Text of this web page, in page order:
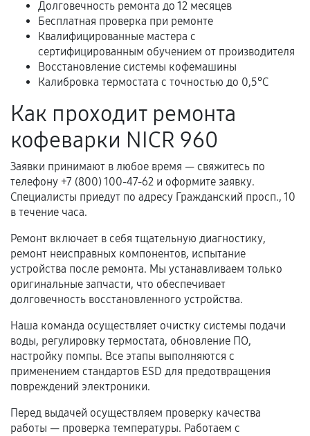
Расширенная гарантия
В некоторых случаях возможно оформление
расширенной гарантии. Стоимость, сроки и
фиксируются в документах.
Когда гарантия не действует
Нарушение правил эксплуатации,
перегрев, коррозия.
Самостоятельный ремонт или вмешательство
третьих лиц.
Естественный износ деталей, если иное не
Обращение после окончания гарантийного
срока.
Программные сбои, если это не указано в
Долговечность ремонта до 12 месяцев
Бесплатная проверка при ремонте
Квалифицированные мастера с
сертифицированным обучением от производителя
Восстановление системы кофемашины
Калибровка термостата с точностью до 0,5°C
Как проходит ремонта
кофеварки NICR 960
Заявки принимают в любое время — свяжитесь по
телефону +7 (800) 100-47-62 и оформите заявку.
Специалисты приедут по адресу Гражданский просп., 10
в течение часа.
Ремонт включает в себя тщательную диагностику,
ремонт неисправных компонентов, испытание
устройства после ремонта. Мы устанавливаем только
оригинальные запчасти, что обеспечивает
долговечность восстановленного устройства.
Наша команда осуществляет очистку системы подачи
воды, регулировку термостата, обновление ПО,
настройку помпы. Все этапы выполняются с
применением стандартов ESD для предотвращения
повреждений электроники.
Перед выдачей осуществляем проверку качества
работы — проверка температуры. Работаем с